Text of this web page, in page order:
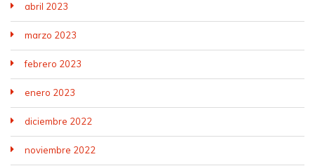
abril 2023
marzo 2023
febrero 2023
enero 2023
diciembre 2022
noviembre 2022